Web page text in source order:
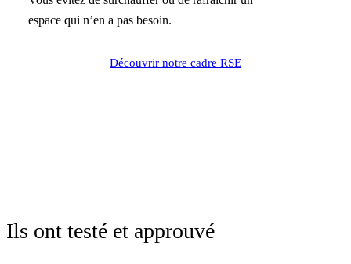
espace qui n’en a pas besoin.
Découvrir notre cadre RSE
Ils ont testé et approuvé